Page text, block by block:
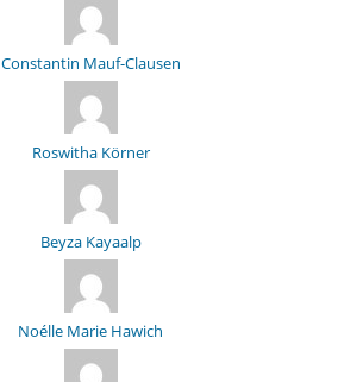
Constantin Mauf-Clausen
Roswitha Körner
Beyza Kayaalp
Noélle Marie Hawich